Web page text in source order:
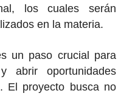
los cuales serán
en la materia.
un paso crucial para
abrir oportunidades
El proyecto busca no